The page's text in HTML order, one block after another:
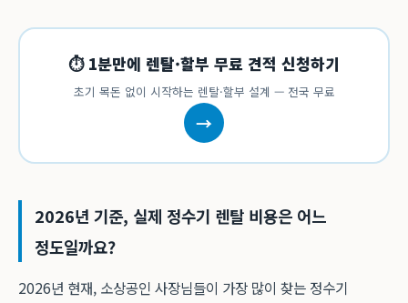
⏱ 1분만에 렌탈·할부 무료 견적 신청하기
초기 목돈 없이 시작하는 렌탈·할부 설계 — 전국 무료
→
2026년 기준, 실제 정수기 렌탈 비용은 어느
정도일까요?
2026년 현재, 소상공인 사장님들이 가장 많이 찾는 정수기